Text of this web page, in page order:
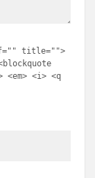
title="">
<i> <q